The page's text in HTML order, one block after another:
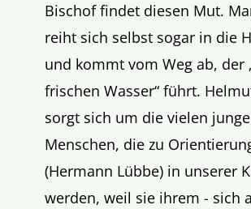
Bischof findet diesen Mut.
reiht sich selbst sogar in die
und kommt vom Weg ab, der
frischen Wasser“ führt.
sorgt sich um die vielen
Menschen, die zu
(Hermann Lübbe) in unserer
werden, weil sie ihrem - sich